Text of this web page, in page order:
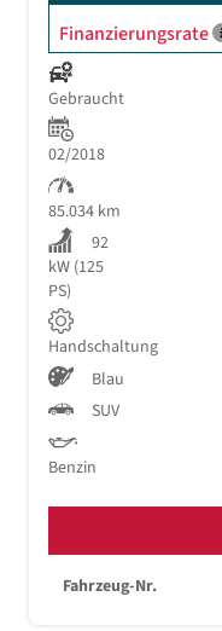
Finanzierungsrate
Gebraucht
02/2018
85.034 km
92
kW (125
PS)
Handschaltung
Blau
SUV
Benzin
Fahrzeug-Nr.